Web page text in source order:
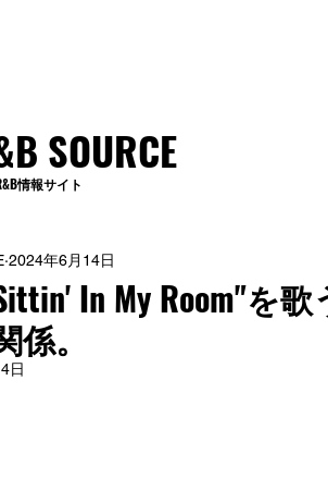
SOURCE
情報サイト
In My Room"を
。
2024年6月14日
日